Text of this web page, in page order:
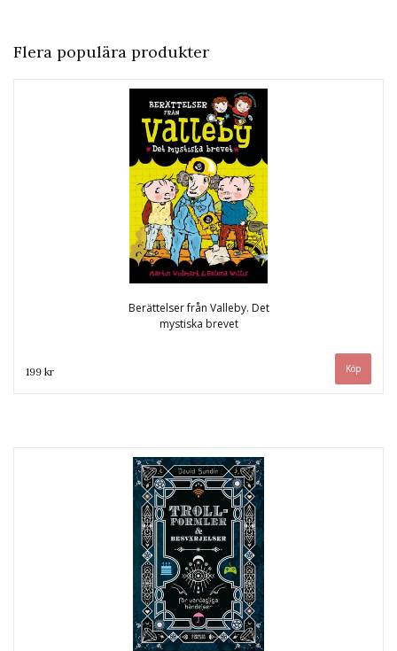
Flera populära produkter
Berättelser från Valleby. Det
mystiska brevet
199 kr